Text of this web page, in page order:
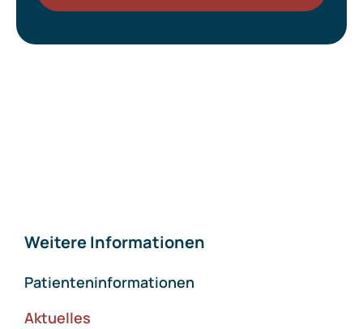
Weitere Informationen
Patienteninformationen
Aktuelles